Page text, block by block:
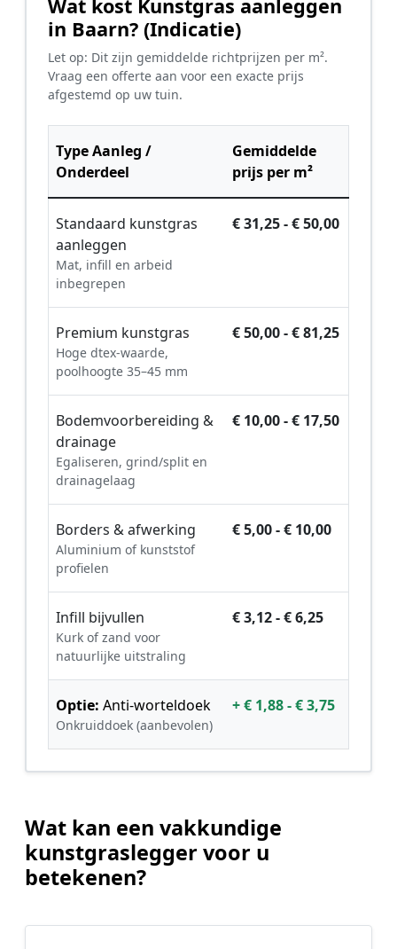
Wat kost Kunstgras aanleggen
in Baarn? (Indicatie)
Let op: Dit zijn gemiddelde richtprijzen per m².
Vraag een offerte aan voor een exacte prijs
afgestemd op uw tuin.
Type Aanleg /
Onderdeel
Gemiddelde
prijs per m²
Standaard kunstgras
aanleggen
Mat, infill en arbeid
inbegrepen
€ 31,25 - € 50,00
Premium kunstgras
Hoge dtex-waarde,
poolhoogte 35–45 mm
€ 50,00 - € 81,25
Bodemvoorbereiding &
drainage
Egaliseren, grind/split en
drainagelaag
€ 10,00 - € 17,50
Borders & afwerking
Aluminium of kunststof
profielen
€ 5,00 - € 10,00
Infill bijvullen
Kurk of zand voor
natuurlijke uitstraling
€ 3,12 - € 6,25
Optie: Anti-worteldoek
Onkruiddoek (aanbevolen)
+ € 1,88 - € 3,75
Wat kan een vakkundige
kunstgraslegger voor u
betekenen?